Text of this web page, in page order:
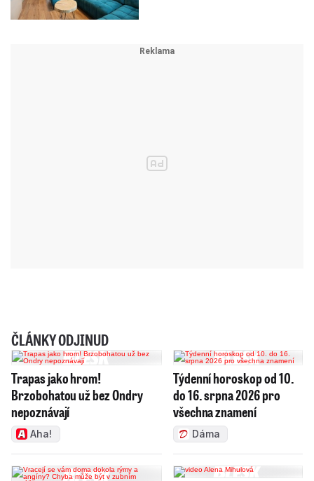
ČLÁNKY ODJINUD
Trapas jako hrom!
Brzobohatou už bez Ondry
nepoznávají
Aha!
Týdenní horoskop od 10.
do 16. srpna 2026 pro
všechna znamení
Dáma